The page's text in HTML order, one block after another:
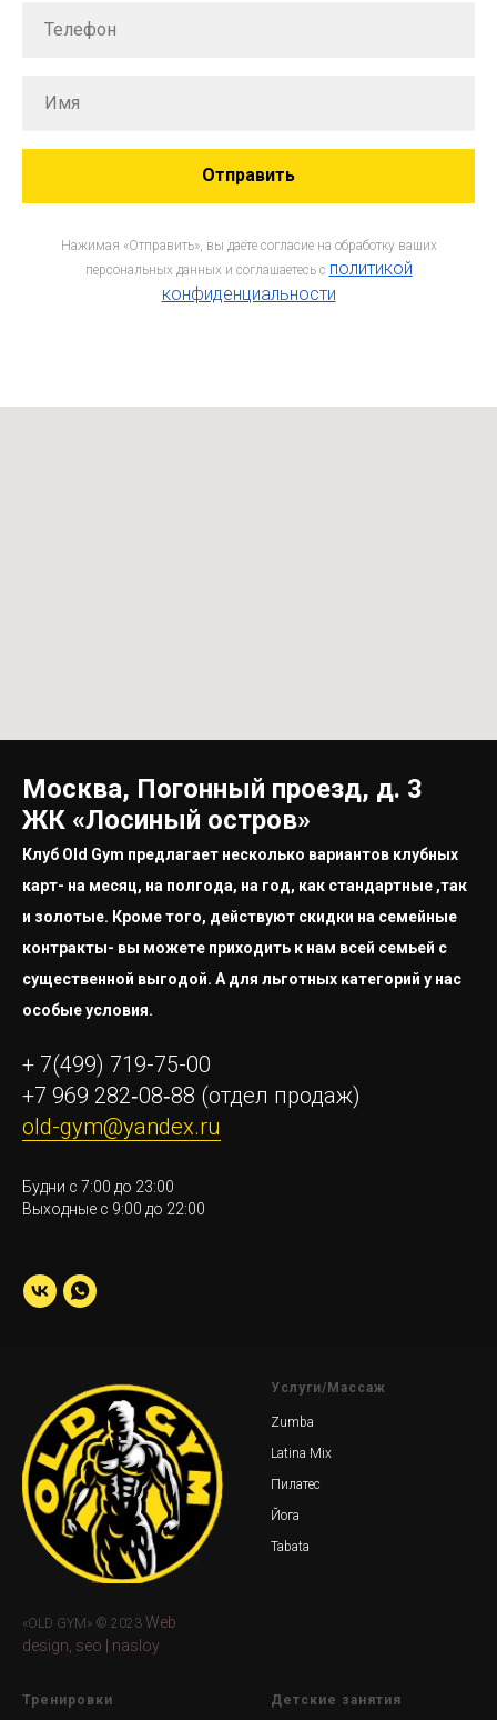
Отправить
Нажимая «Отправить», вы даёте согласие на обработку ваших
персональных данных и соглашаетесь c политикой
конфиденциальности
Москва, Погонный проезд, д. 3
ЖК «Лосиный остров»
Клуб Old Gym предлагает несколько вариантов клубных
карт- на месяц, на полгода, на год, как стандартные ,так
и золотые. Кроме того, действуют скидки на семейные
контракты- вы можете приходить к нам всей семьей с
существенной выгодой. А для льготных категорий у нас
особые условия.
+ 7(499) 719-75-00
+7 969 282‑08‑88 (отдел продаж)
old-gym@yandex.ru
Будни с 7:00 до 23:00
Выходные с 9:00 до 22:00
«OLD GYM» © 2023 Web
design, seo | nasloy
Услуги/Массаж
Zumba
Latina Mix
Пилатес
Йога
Tabata
Тренировки Детские занятия